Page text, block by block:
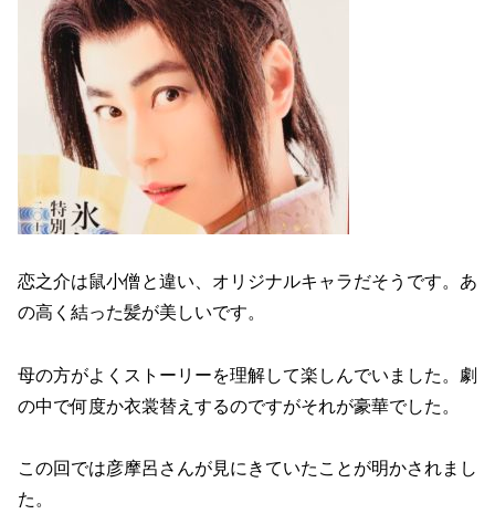
恋之介は鼠小僧と違い、オリジナルキャラだそうです。あ
の高く結った髪が美しいです。
母の方がよくストーリーを理解して楽しんでいました。劇
の中で何度か衣裳替えするのですがそれが豪華でした。
この回では彦摩呂さんが見にきていたことが明かされまし
た。